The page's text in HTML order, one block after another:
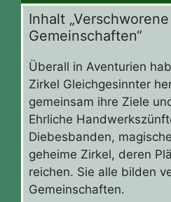
Inhalt „Verschworene
Gemeinschaften“
Überall in Aventurien
Zirkel Gleichgesinnter
gemeinsam ihre Ziele
Ehrliche
Diebesbanden,
geheime Zirkel, deren
reichen. Sie alle bilden
Gemeinschaften.